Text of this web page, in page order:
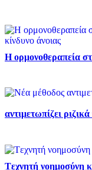
Η ορμονοθεραπεία
αντιμετωπίζει
Tεχνητή νοημοσύνη